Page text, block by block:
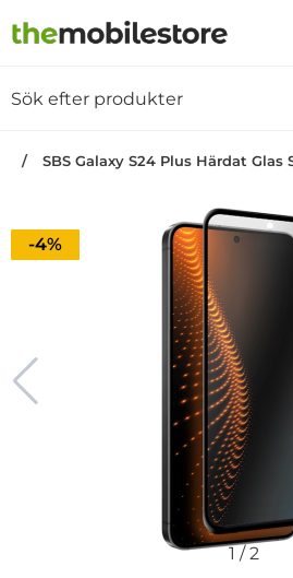
Startsidan för Danira
SBS Galaxy S24 Plus Härdat
Priset är nedsatt med
-4%
1 /2